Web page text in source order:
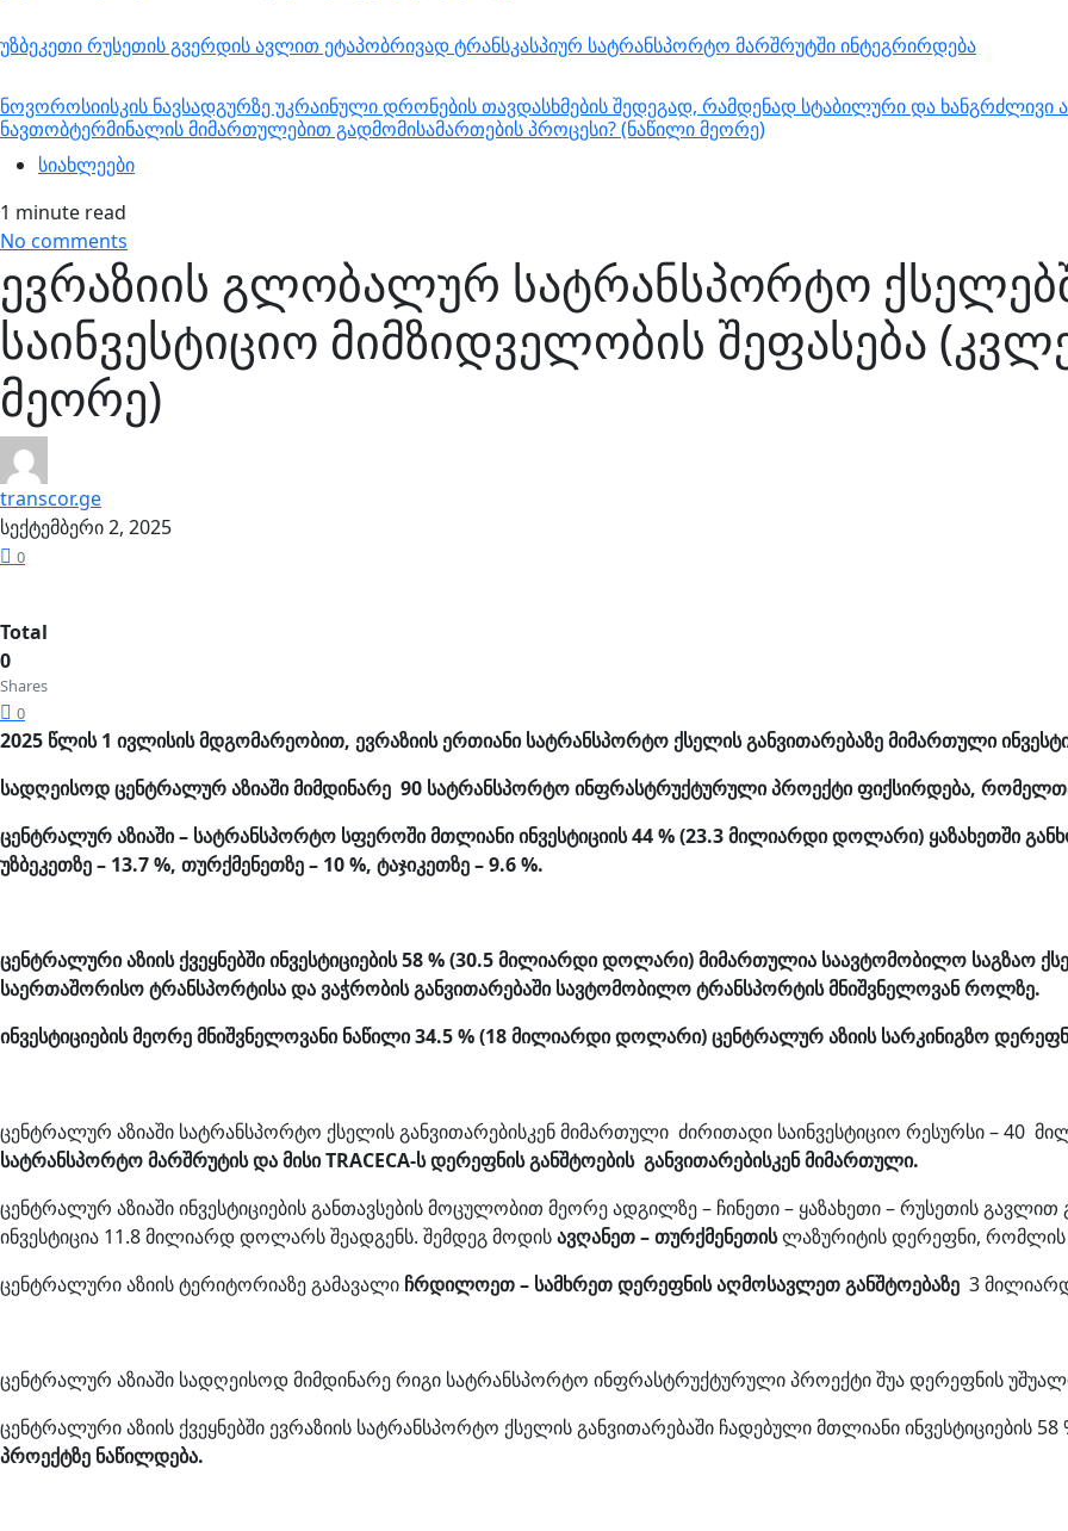
უზბეკეთი რუსეთის გვერდის ავლით ეტაპობრივად ტრანსკასპიურ სატრანსპორტო მარშრუტში ინტეგრირდება
ნოვოროსიისკის ნავსადგურზე უკრაინული დრონების თავდასხმების შედეგად, რამდენად სტაბილური და ხანგრძლივი
ნავთობტერმინალის მიმართულებით გადმომისამართების პროცესი? (ნაწილი მეორე)
სიახლეები
1 minute read
No comments
ევრაზიის გლობალურ სატრანსპორტო
საინვესტიციო მიმზიდველობის შეფასება
მეორე)
transcor.ge
სექტემბერი 2, 2025
0
Total
0
Shares
0
2025 წლის 1 ივლისის მდგომარეობით, ევრაზიის ერთიანი სატრანსპორტო ქსელის განვითარებაზე მიმართული
სადღეისოდ ცენტრალურ აზიაში მიმდინარე 90 სატრანსპორტო ინფრასტრუქტურული პროექტი ფიქსირდება,
ცენტრალურ აზიაში – სატრანსპორტო სფეროში მთლიანი ინვესტიციის 44 % (23.3 მილიარდი დოლარი) ყაზახეთში
უზბეკეთზე – 13.7 %, თურქმენეთზე – 10 %, ტაჯიკეთზე – 9.6 %.
ცენტრალური აზიის ქვეყნებში ინვესტიციების 58 % (30.5 მილიარდი დოლარი) მიმართულია საავტომობილო საგზაო
საერთაშორისო ტრანსპორტისა და ვაჭრობის განვითარებაში სავტომობილო ტრანსპორტის მნიშვნელოვან როლზე.
ინვესტიციების მეორე მნიშვნელოვანი ნაწილი 34.5 % (18 მილიარდი დოლარი) ცენტრალურ აზიის სარკინიგზო
ცენტრალურ აზიაში სატრანსპორტო ქსელის განვითარებისკენ მიმართული ძირითადი საინვესტიციო რესურსი – 40
სატრანსპორტო მარშრუტის და მისი TRACECA-ს დერეფნის განშტოების განვითარებისკენ მიმართული.
ცენტრალურ აზიაში ინვესტიციების განთავსების მოცულობით მეორე ადგილზე – ჩინეთი – ყაზახეთი – რუსეთის გავლით
ინვესტიცია 11.8 მილიარდ დოლარს შეადგენს. შემდეგ მოდისავღანეთ – თურქმენეთისლაზურიტის დერეფნი, რომლის
ცენტრალური აზიის ტერიტორიაზე გამავალი ჩრდილოეთ – სამხრეთ დერეფნის აღმოსავლეთ განშტოებაზე 3
ცენტრალურ აზიაში სადღეისოდ მიმდინარე რიგი სატრანსპორტო ინფრასტრუქტურული პროექტი შუა დერეფნის
ცენტრალური აზიის ქვეყნებში ევრაზიის სატრანსპორტო ქსელის განვითარებაში ჩადებული მთლიანი ინვესტიციების 58
პროექტზე ნაწილდება.